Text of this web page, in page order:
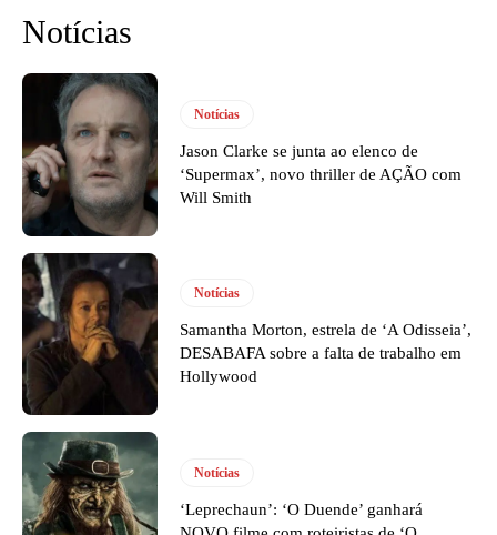
Notícias
Notícias
Jason Clarke se junta ao elenco de
‘Supermax’, novo thriller de AÇÃO com
Will Smith
Notícias
Samantha Morton, estrela de ‘A Odisseia’,
DESABAFA sobre a falta de trabalho em
Hollywood
Notícias
‘Leprechaun’: ‘O Duende’ ganhará